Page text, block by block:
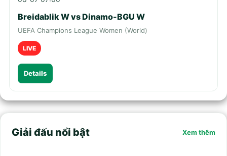
Breidablik W vs Dinamo-BGU W
UEFA Champions League Women (World)
LIVE
Details
Giải đấu nổi bật Xem thêm